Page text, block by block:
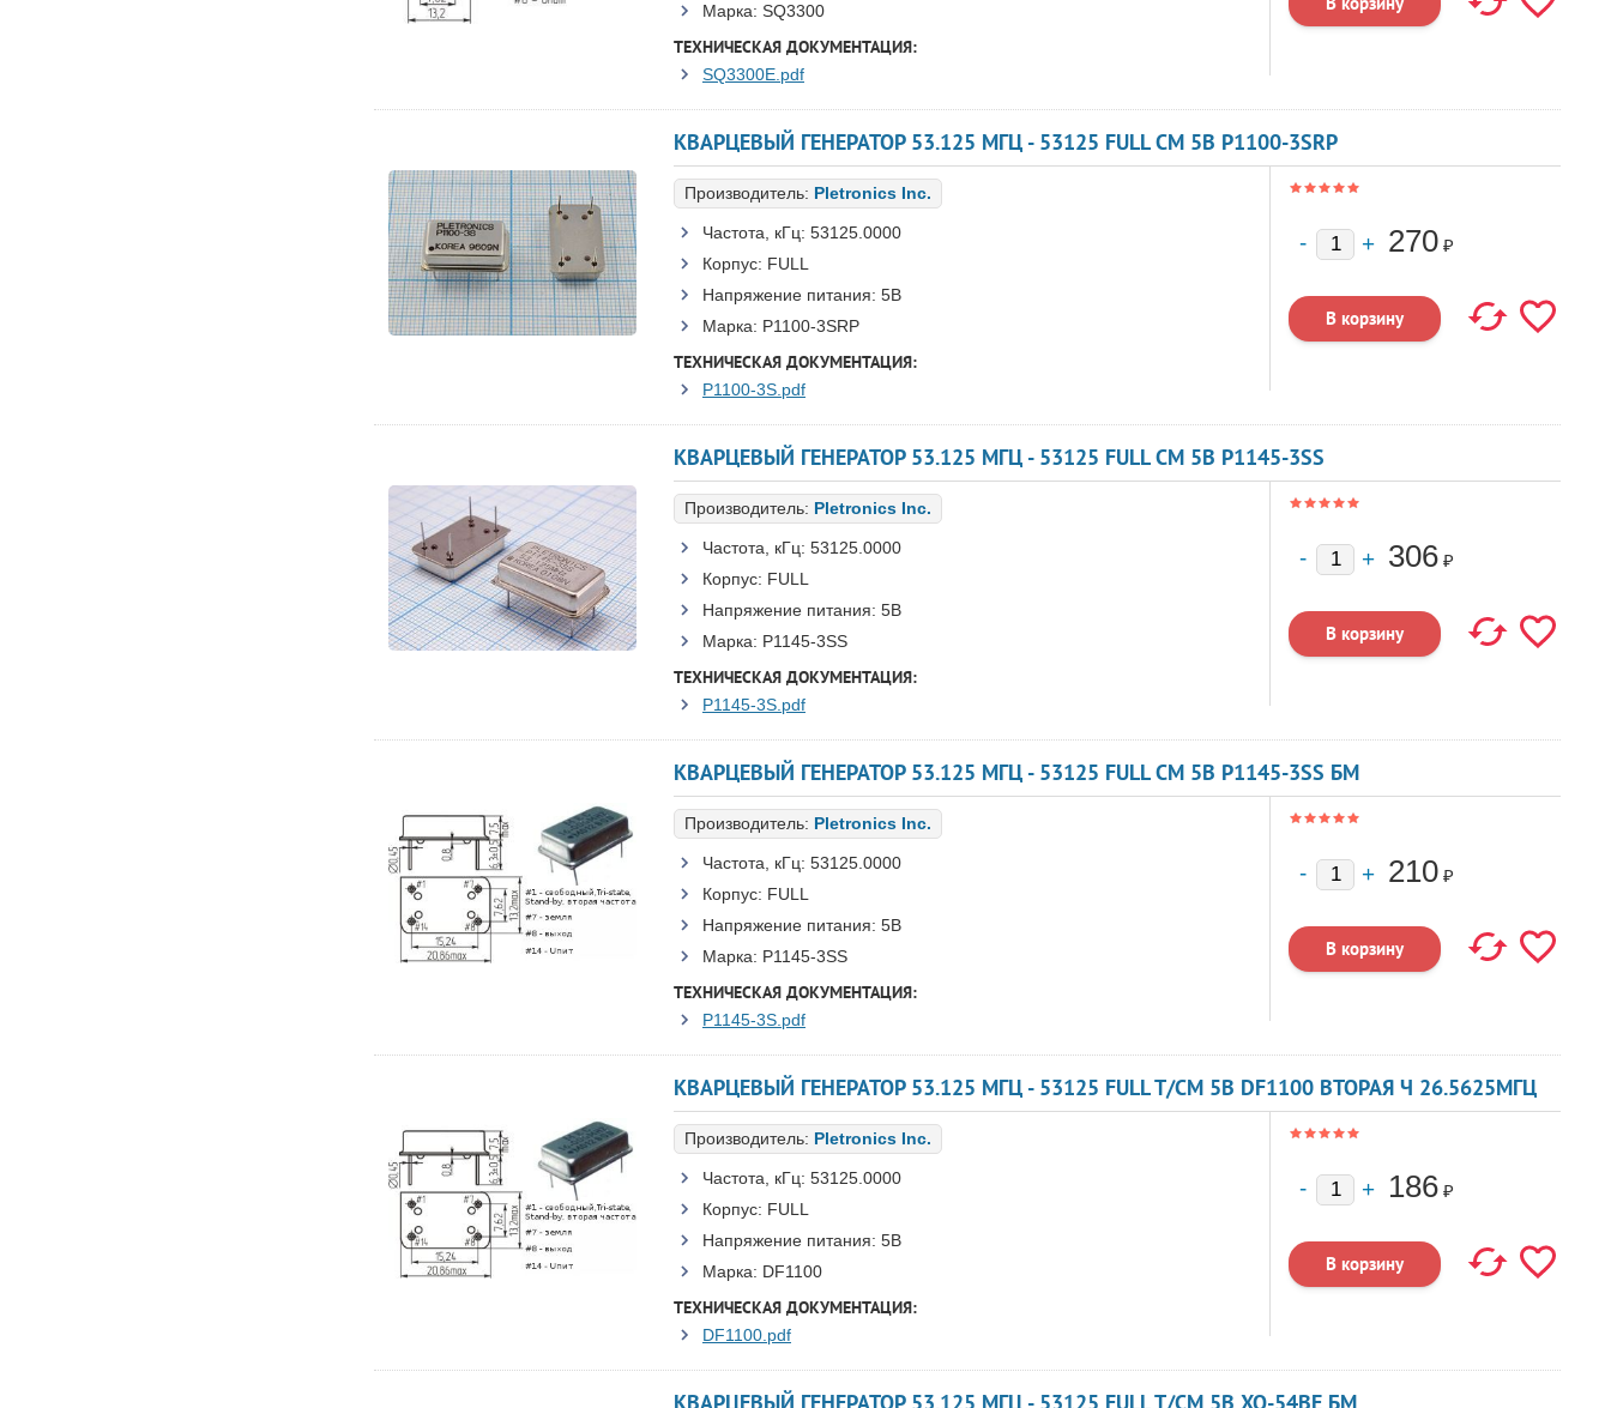
Марка: SQ3300
ТЕХНИЧЕСКАЯ ДОКУМЕНТАЦИЯ:
SQ3300E.pdf
КВАРЦЕВЫЙ ГЕНЕРАТОР 53.125 МГЦ - 53125 FULL CM 5В P1100-3SRP
Производитель: Pletronics Inc.
Частота, кГц: 53125.0000
Корпус: FULL
Напряжение питания: 5В
Марка: P1100-3SRP
ТЕХНИЧЕСКАЯ ДОКУМЕНТАЦИЯ:
P1100-3S.pdf
270 ₽
КВАРЦЕВЫЙ ГЕНЕРАТОР 53.125 МГЦ - 53125 FULL CM 5В P1145-3SS
Производитель: Pletronics Inc.
Частота, кГц: 53125.0000
Корпус: FULL
Напряжение питания: 5В
Марка: P1145-3SS
ТЕХНИЧЕСКАЯ ДОКУМЕНТАЦИЯ:
P1145-3S.pdf
306 ₽
КВАРЦЕВЫЙ ГЕНЕРАТОР 53.125 МГЦ - 53125 FULL CM 5В P1145-3SS БМ
Производитель: Pletronics Inc.
Частота, кГц: 53125.0000
Корпус: FULL
Напряжение питания: 5В
Марка: P1145-3SS
ТЕХНИЧЕСКАЯ ДОКУМЕНТАЦИЯ:
P1145-3S.pdf
210 ₽
КВАРЦЕВЫЙ ГЕНЕРАТОР 53.125 МГЦ - 53125 FULL T/CM 5В DF1100 ВТОРАЯ Ч 26.5625МГЦ
Производитель: Pletronics Inc.
Частота, кГц: 53125.0000
Корпус: FULL
Напряжение питания: 5В
Марка: DF1100
ТЕХНИЧЕСКАЯ ДОКУМЕНТАЦИЯ:
DF1100.pdf
186 ₽